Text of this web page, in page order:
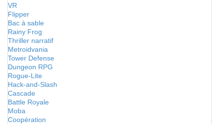
VR
Flipper
Bac à sable
Rainy Frog
Thriller narratif
Metroidvania
Tower Defense
Dungeon RPG
Rogue-Lite
Hack-and-Slash
Cascade
Battle Royale
Moba
Coopération